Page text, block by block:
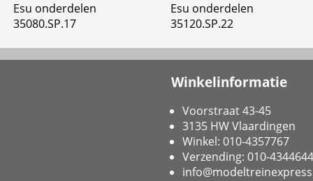
Esu onderdelen
35080.SP.17
Esu onderdelen
35120.SP.22
Winkelinformatie
Voorstraat 43-45
3135 HW Vlaardingen
Winkel: 010-4357767
Verzending: 010-4344644